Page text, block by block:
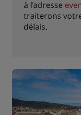
à l’adresse
traiterons
délais.